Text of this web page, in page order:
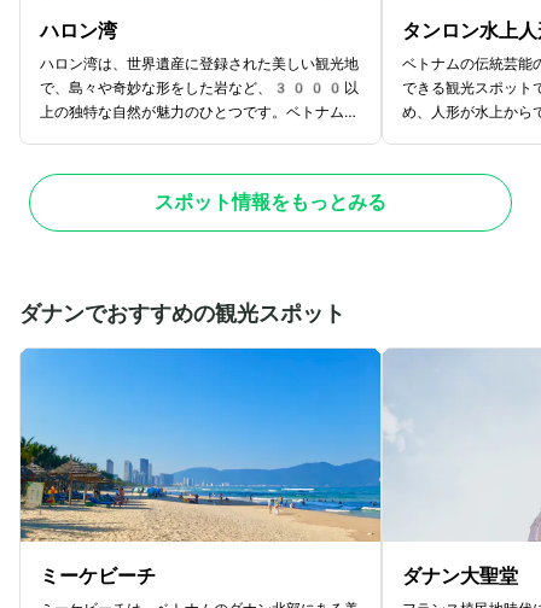
ハロン湾
ハロン湾は、世界遺産に登録された美しい観光地
で、島々や奇妙な形をした岩など、3000以
上の独特な自然が魅力のひとつです。ベトナム北
しめます。約2億5000万年前の海底の生
物の遺体からなる石灰岩が、海水や風雨などの自
然の力で創られた独特な岩々は、まるで水墨画の
禁止されているため、マナーを守り、見学に適し
たスリップ防止の履物を履くように注意が必要で
す。ハロン湾の神秘的で美しい自然をぜひ体感し
タンロン水上
ベトナムの伝統芸能
できる観光スポット
め、人形が水上から
やライトの演出も
がれた伝統芸能を
ムの文化を感じたい
スポット情報をもっとみる
ダナンでおすすめの観光スポット
ミーケビーチ ダナン大聖堂